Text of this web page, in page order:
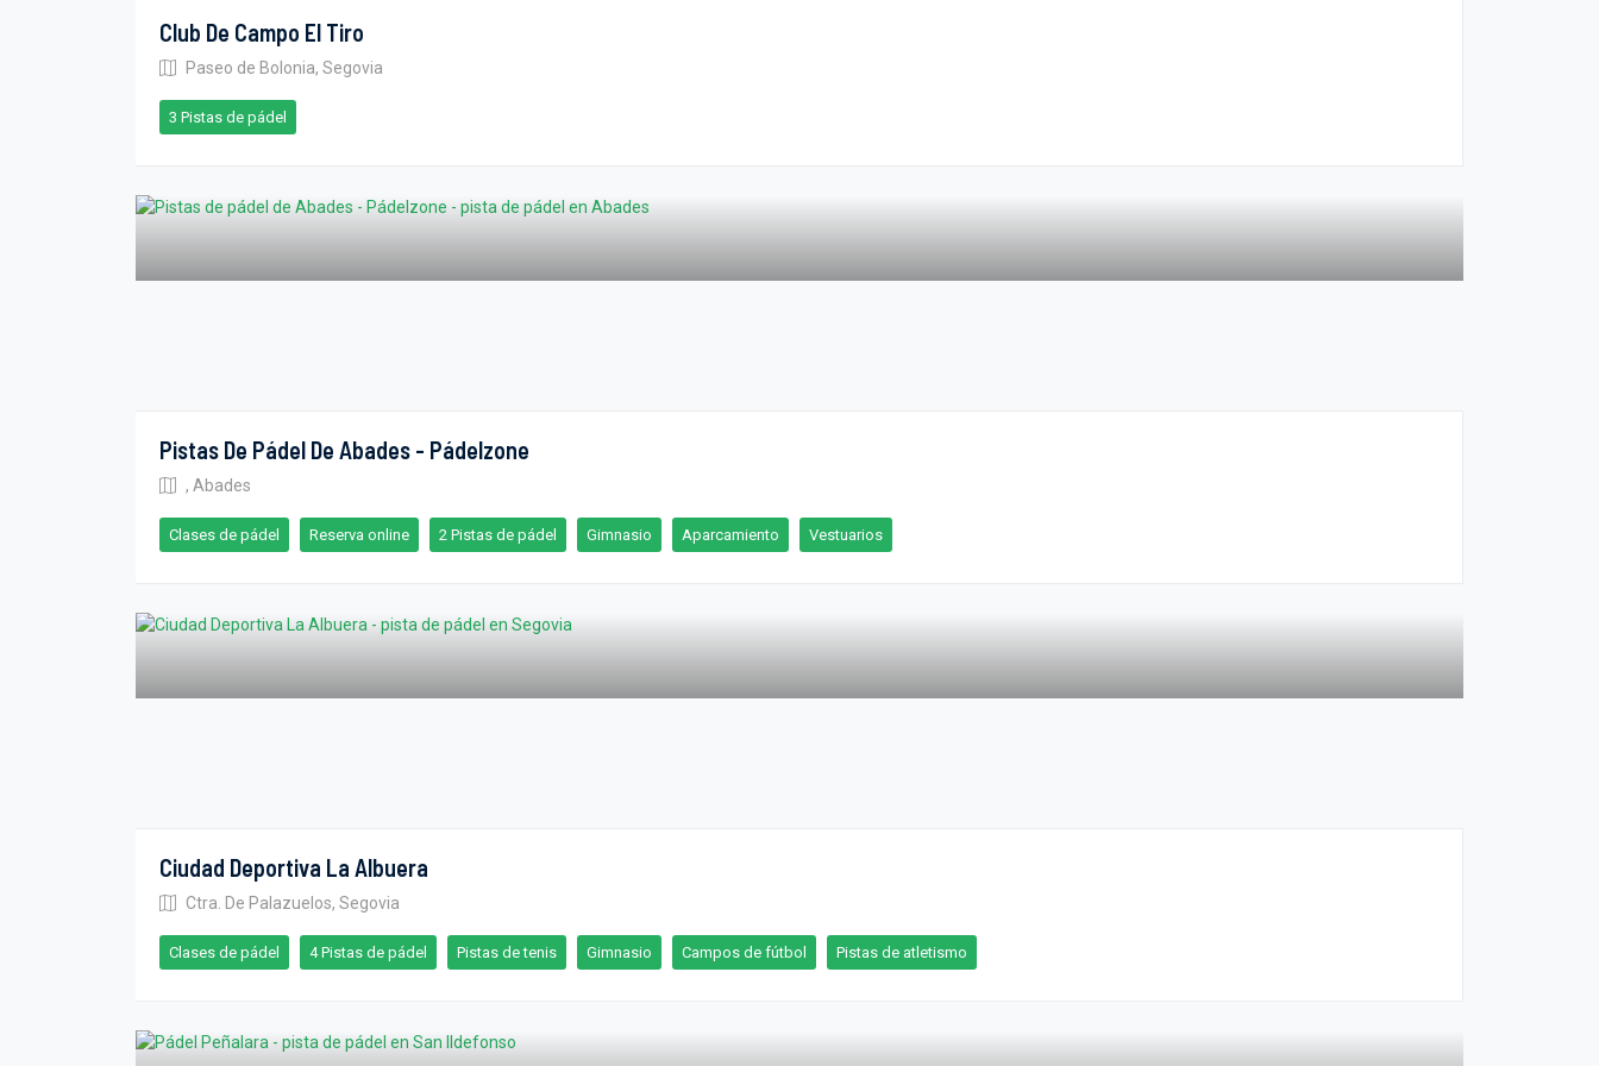
Club De Campo El Tiro
Paseo de Bolonia, Segovia
3 Pistas de pádel
Pistas De Pádel De Abades - Pádelzone
, Abades
Clases de pádel Reserva online 2 Pistas de pádel Gimnasio Aparcamiento Vestuarios
Ciudad Deportiva La Albuera
Ctra. De Palazuelos, Segovia
Clases de pádel 4 Pistas de pádel Pistas de tenis Gimnasio Campos de fútbol Pistas de atletismo